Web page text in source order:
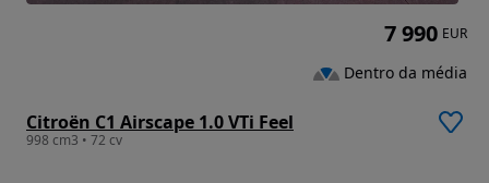
Citroën C1 Airscape 1.0 VTi Feel
998 cm3 • 72 cv
7 990 EUR
Dentro da média